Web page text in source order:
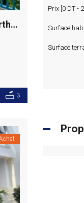
Villa S+6 avec vue mer dégagée, Gammarth supérieur
3
Prix [ 0 DT-
Surface
Surface